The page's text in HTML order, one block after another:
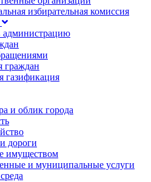
избирательная комиссия
администрацию
граждан
газификация
и облик города
дороги
имуществом
и муниципальные услуги